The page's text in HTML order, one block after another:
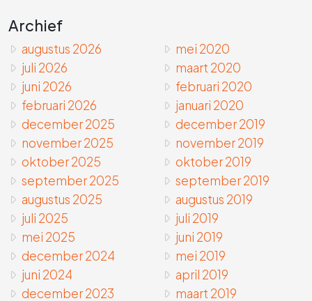
Archief
augustus 2026
juli 2026
juni 2026
februari 2026
december 2025
november 2025
oktober 2025
september 2025
augustus 2025
juli 2025
mei 2025
december 2024
juni 2024
december 2023
mei 2020
maart 2020
februari 2020
januari 2020
december 2019
november 2019
oktober 2019
september 2019
augustus 2019
juli 2019
juni 2019
mei 2019
april 2019
maart 2019